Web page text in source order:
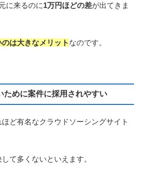
に来るのに1万円ほどの差が出てきま
は大きなメリット なのです。
ために案件に採用されやすい
ど有名なクラウドソーシングサイト
て多くないといえます。